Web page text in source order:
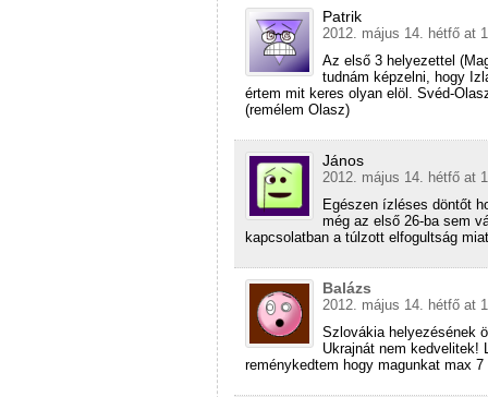
Patrik
2012. május 14. hétfő at
Az első 3 helyezettel
tudnám képzelni, hogy
értem mit keres olyan elöl. Svéd-
(remélem Olasz)
János
2012. május 14. hétfő at
Egészen ízléses döntőt
még az első 26-ba sem
kapcsolatban a túlzott elfogultság
Balázs
2012. május 14. hétfő at
Szlovákia helyezésének
Ukrajnát nem kedvelitek!
reménykedtem hogy magunkat max